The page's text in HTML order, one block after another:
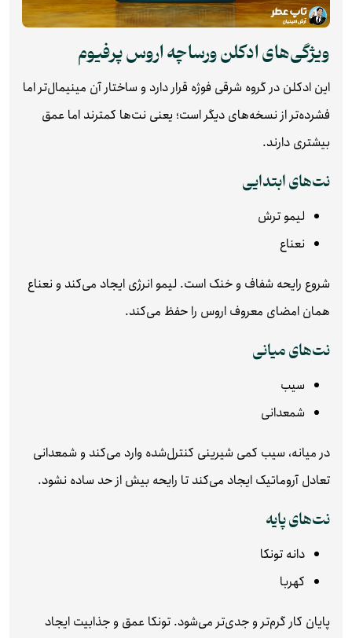
ویژگی‌های ادکلن ورساچه اروس پرفیوم
این ادکلن در گروه شرقی فوژه قرار دارد و ساختار آن مینیمال‌تر اما
فشرده‌تر از نسخه‌های دیگر است؛ یعنی نت‌ها کمترند اما عمق
بیشتری دارند.
نت‌های ابتدایی
لیمو ترش
نعناع
شروع رایحه شفاف و خنک است. لیمو انرژی ایجاد می‌کند و نعناع
همان امضای معروف اروس را حفظ می‌کند.
نت‌های میانی
سیب
شمعدانی
در میانه، سیب کمی شیرینی کنترل‌شده وارد می‌کند و شمعدانی
تعادل آروماتیک ایجاد می‌کند تا رایحه بیش از حد ساده نشود.
نت‌های پایه
دانه تونکا
کهربا
پایان کار گرم‌تر و جدی‌تر می‌شود. تونکا عمق و جذابیت ایجاد